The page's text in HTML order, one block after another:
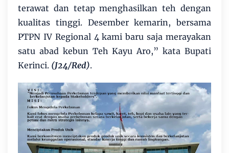
terawat dan tetap menghasilkan teh dengan
kualitas tinggi. Desember kemarin, bersama
PTPN IV Regional 4 kami baru saja merayakan
satu abad kebun Teh Kayu Aro,” kata Bupati
Kerinci. (J24/Red).